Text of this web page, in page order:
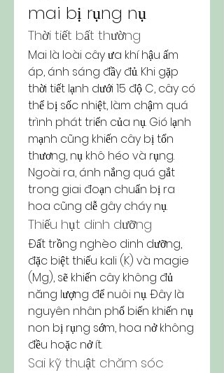
mai bị rụng nụ
Thời tiết bất thường
Mai là loài cây ưa khí hậu ấm
áp, ánh sáng đầy đủ. Khi gặp
thời tiết lạnh dưới 15 độ C, cây có
thể bị sốc nhiệt, làm chậm quá
trình phát triển của nụ. Gió lạnh
mạnh cũng khiến cây bị tổn
thương, nụ khô héo và rụng.
Ngoài ra, ánh nắng quá gắt
trong giai đoạn chuẩn bị ra
hoa cũng dễ gây cháy nụ.
Thiếu hụt dinh dưỡng
Đất trồng nghèo dinh dưỡng,
đặc biệt thiếu kali (K) và magie
(Mg), sẽ khiến cây không đủ
năng lượng để nuôi nụ. Đây là
nguyên nhân phổ biến khiến nụ
non bị rụng sớm, hoa nở không
đều hoặc nở ít.
Sai kỹ thuật chăm sóc